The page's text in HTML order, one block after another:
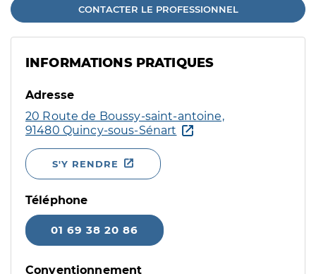
CONTACTER LE PROFESSIONNEL
INFORMATIONS PRATIQUES
Adresse
20 Route de Boussy-saint-antoine,
91480 Quincy-sous-Sénart
S'Y RENDRE
Téléphone
01 69 38 20 86
Conventionnement